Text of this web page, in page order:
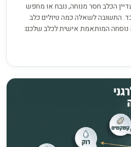
הכלב חסר מנוחה, נובח או מחפש
התשובה לשאלה כמה טיולים כלב
נוסחה המותאמת אישית לכלב שלכם:
הטיולים המדויקת לכלב שלכם,